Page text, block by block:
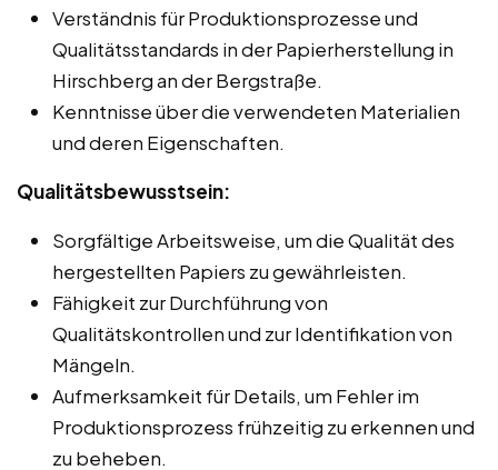
Verständnis für Produktionsprozesse und
Qualitätsstandards in der Papierherstellung in
Hirschberg an der Bergstraße.
Kenntnisse über die verwendeten Materialien
und deren Eigenschaften.
Qualitätsbewusstsein:
Sorgfältige Arbeitsweise, um die Qualität des
hergestellten Papiers zu gewährleisten.
Fähigkeit zur Durchführung von
Qualitätskontrollen und zur Identifikation von
Mängeln.
Aufmerksamkeit für Details, um Fehler im
Produktionsprozess frühzeitig zu erkennen und
zu beheben.